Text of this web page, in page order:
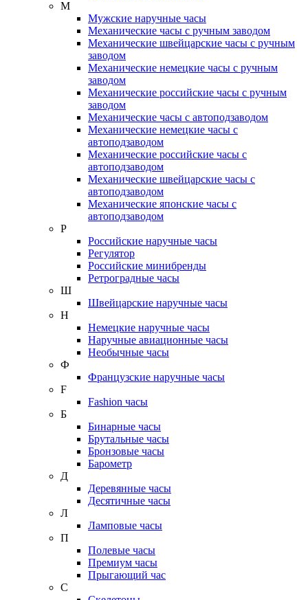
М
Мужские наручные часы
Механические часы с ручным заводом
Механические швейцарские часы с ручным
заводом
Механические немецкие часы с ручным
заводом
Механические российские часы с ручным
заводом
Механические часы с автоподзаводом
Механические немецкие часы с
автоподзаводом
Механические российские часы с
автоподзаводом
Механические швейцарские часы с
автоподзаводом
Механические японские часы с
автоподзаводом
Р
Российские наручные часы
Регулятор
Российские минибренды
Ретроградные часы
Ш
Швейцарские наручные часы
Н
Немецкие наручные часы
Наручные авиационные часы
Необычные часы
Ф
Французские наручные часы
F
Fashion часы
Б
Бинарные часы
Брутальные часы
Бронзовые часы
Барометр
Д
Деревянные часы
Десятичные часы
Л
Ламповые часы
П
Полевые часы
Премиум часы
Прыгающий час
С